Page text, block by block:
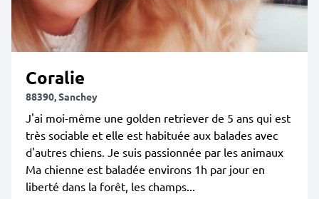
Coralie
88390, Sanchey
J'ai moi-même une golden retriever de 5 ans qui est
très sociable et elle est habituée aux balades avec
d'autres chiens. Je suis passionnée par les animaux
Ma chienne est baladée environs 1h par jour en
liberté dans la forêt, les champs...